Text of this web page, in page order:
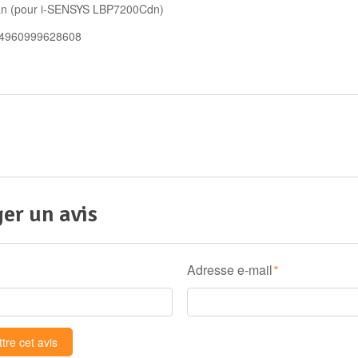
(pour i-SENSYS LBP7200Cdn)
un avis
Adresse e-mail *